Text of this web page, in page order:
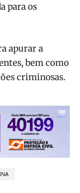
para os
apurar a
bem como
criminosas.